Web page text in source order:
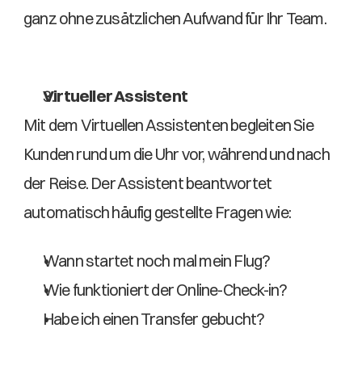
ganz ohne zusätzlichen Aufwand für Ihr Team.
Virtueller Assistent
Mit dem Virtuellen Assistenten begleiten Sie
Kunden rund um die Uhr vor, während und nach
der Reise. Der Assistent beantwortet
automatisch häufig gestellte Fragen wie:
Wann startet noch mal mein Flug?
Wie funktioniert der Online-Check-in?
Habe ich einen Transfer gebucht?